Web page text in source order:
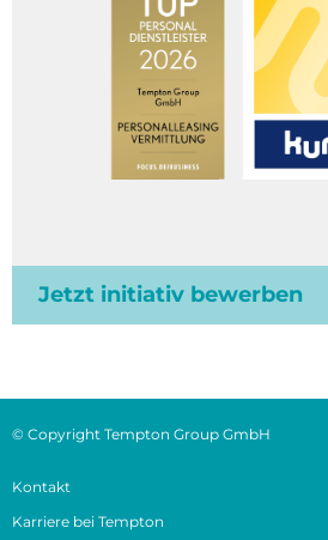
Jetzt initiativ bewerben
© Copyright Tempton Group GmbH
Kontakt
Karriere bei Tempton